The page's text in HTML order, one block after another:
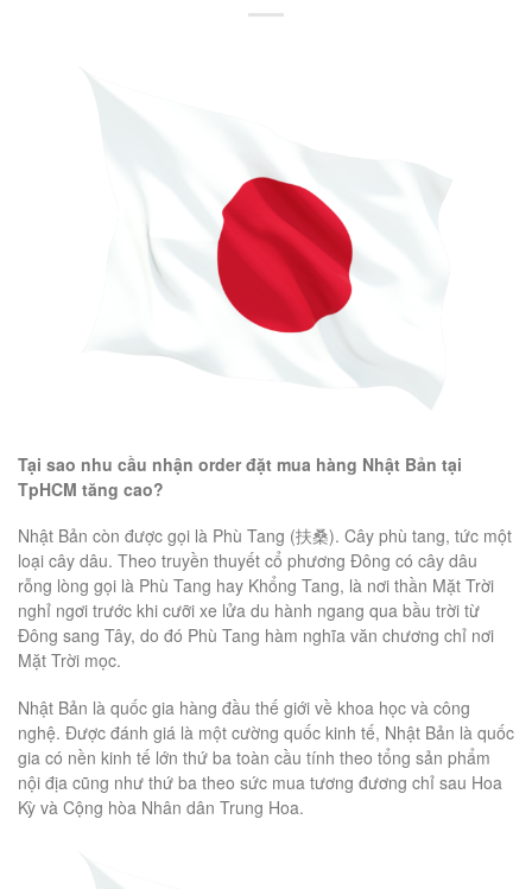
Tại sao nhu cầu nhận order đặt mua hàng Nhật Bản tại
TpHCM tăng cao?
Nhật Bản còn được gọi là Phù Tang (扶桑). Cây phù tang, tức một
loại cây dâu. Theo truyền thuyết cổ phương Đông có cây dâu
rỗng lòng gọi là Phù Tang hay Khổng Tang, là nơi thần Mặt Trời
nghỉ ngơi trước khi cưỡi xe lửa du hành ngang qua bầu trời từ
Đông sang Tây, do đó Phù Tang hàm nghĩa văn chương chỉ nơi
Mặt Trời mọc.
Nhật Bản là quốc gia hàng đầu thế giới về khoa học và công
nghệ. Được đánh giá là một cường quốc kinh tế, Nhật Bản là quốc
gia có nền kinh tế lớn thứ ba toàn cầu tính theo tổng sản phẩm
nội địa cũng như thứ ba theo sức mua tương đương chỉ sau Hoa
Kỳ và Cộng hòa Nhân dân Trung Hoa.